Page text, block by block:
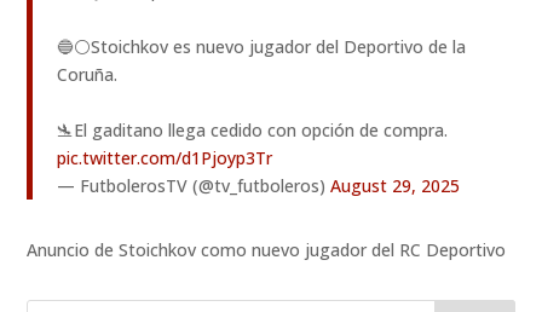
🔵⚪️Stoichkov es nuevo jugador del Deportivo de la
Coruña.
🛬El gaditano llega cedido con opción de compra.
pic.twitter.com/d1Pjoyp3Tr
— FutbolerosTV (@tv_futboleros)August 29, 2025
Anuncio de Stoichkov como nuevo jugador del RC Deportivo